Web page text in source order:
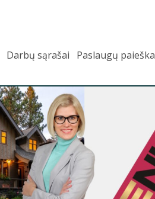
Darbų sąrašai Paslaugų paieška